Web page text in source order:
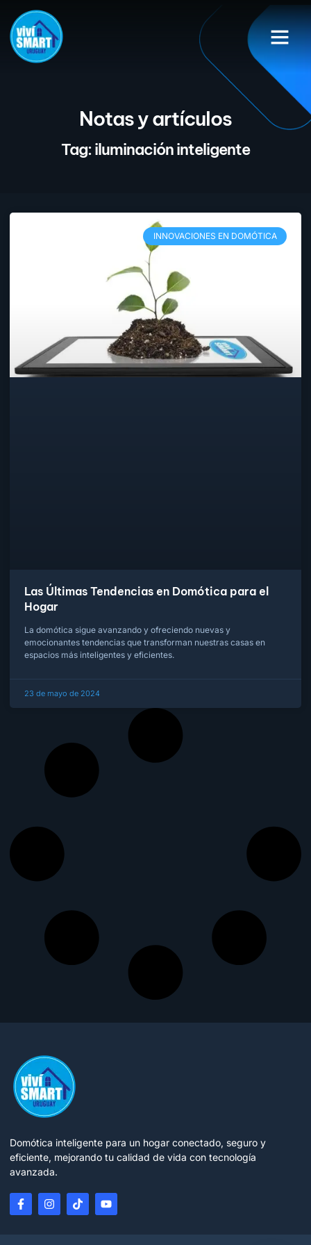
Notas y artículos
Tag: iluminación inteligente
INNOVACIONES EN DOMÓTICA
Las Últimas Tendencias en Domótica para el
Hogar
La domótica sigue avanzando y ofreciendo nuevas y
emocionantes tendencias que transforman nuestras casas en
espacios más inteligentes y eficientes.
23 de mayo de 2024
Domótica inteligente para un hogar conectado, seguro y
eficiente, mejorando tu calidad de vida con tecnología
avanzada.